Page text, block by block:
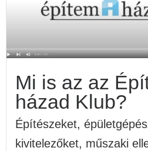
Mi is az az
házad Klub?
Építészeket,
kivitelezőket, műszaki